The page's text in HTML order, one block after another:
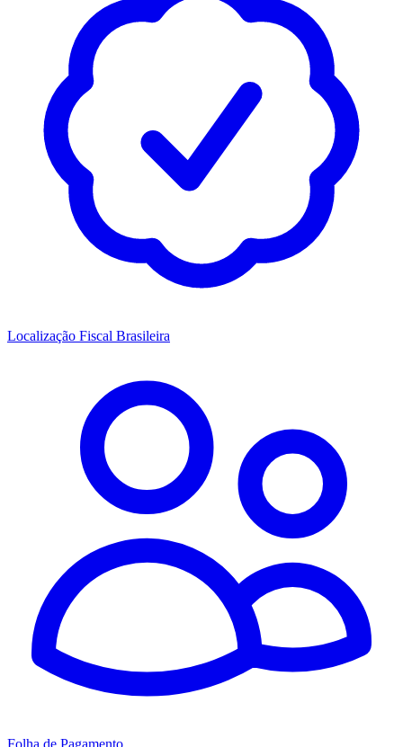
Localização Fiscal Brasileira
Folha de Pagamento